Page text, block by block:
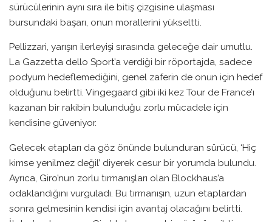
sürücülerinin aynı sıra ile bitiş çizgisine ulaşması
bursundaki başarı, onun morallerini yükseltti.
Pellizzari, yarışın ilerleyişi sırasında geleceğe dair umutlu.
La Gazzetta dello Sport’a verdiği bir röportajda, sadece
podyum hedeflemediğini, genel zaferin de onun için hedef
olduğunu belirtti. Vingegaard gibi iki kez Tour de France’ı
kazanan bir rakibin bulunduğu zorlu mücadele için
kendisine güveniyor.
Gelecek etapları da göz önünde bulunduran sürücü, ‘Hiç
kimse yenilmez değil’ diyerek cesur bir yorumda bulundu.
Ayrıca, Giro’nun zorlu tırmanışları olan Blockhaus’a
odaklandığını vurguladı. Bu tırmanışın, uzun etaplardan
sonra gelmesinin kendisi için avantaj olacağını belirtti.